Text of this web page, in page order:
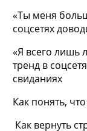
«Ты меня
соцсетях
«Я всего лишь
тренд в
свиданиях
Как понять,
Как вернуть